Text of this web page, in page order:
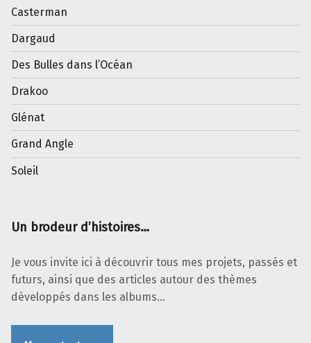
Casterman
Dargaud
Des Bulles dans l’Océan
Drakoo
Glénat
Grand Angle
Soleil
Un brodeur d’histoires…
Je vous invite ici à découvrir tous mes projets, passés et
futurs, ainsi que des articles autour des thèmes
développés dans les albums…